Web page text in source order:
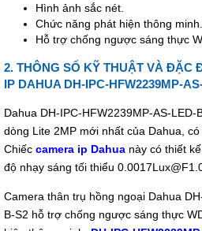
Hình ảnh sắc nét.
Chức năng phát hiện thông minh.
Hỗ trợ chống ngược sáng thực
2. THÔNG SỐ KỸ THUẬT VÀ ĐẶC
IP DAHUA DH-IPC-HFW2239MP-
Dahua DH-IPC-HFW2239MP-AS-
dòng Lite 2MP mới nhất của Dahua,
Chiếc camera ip Dahua này có thiết
độ nhạy sáng tối thiểu
Camera thân trụ hồng ngoại Dahua
B-S2 hỗ trợ chống ngược sáng thực